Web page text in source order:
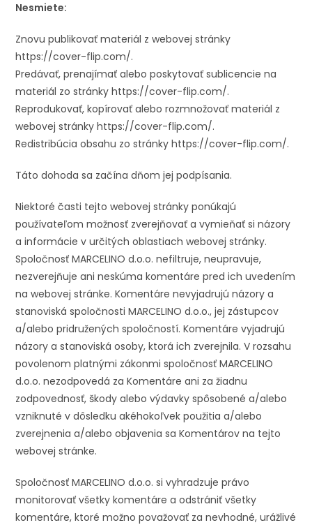
Nesmiete:
Znovu publikovať materiál z webovej stránky
https://cover-flip.com/.
Predávať, prenajímať alebo poskytovať sublicencie na
materiál zo stránky https://cover-flip.com/.
Reprodukovať, kopírovať alebo rozmnožovať materiál z
webovej stránky https://cover-flip.com/.
Redistribúcia obsahu zo stránky https://cover-flip.com/.
Táto dohoda sa začína dňom jej podpísania.
Niektoré časti tejto webovej stránky ponúkajú
používateľom možnosť zverejňovať a vymieňať si názory
a informácie v určitých oblastiach webovej stránky.
Spoločnosť MARCELINO d.o.o. nefiltruje, neupravuje,
nezverejňuje ani neskúma komentáre pred ich uvedením
na webovej stránke. Komentáre nevyjadrujú názory a
stanoviská spoločnosti MARCELINO d.o.o., jej zástupcov
a/alebo pridružených spoločností. Komentáre vyjadrujú
názory a stanoviská osoby, ktorá ich zverejnila. V rozsahu
povolenom platnými zákonmi spoločnosť MARCELINO
d.o.o. nezodpovedá za Komentáre ani za žiadnu
zodpovednosť, škody alebo výdavky spôsobené a/alebo
vzniknuté v dôsledku akéhokoľvek použitia a/alebo
zverejnenia a/alebo objavenia sa Komentárov na tejto
webovej stránke.
Spoločnosť MARCELINO d.o.o. si vyhradzuje právo
monitorovať všetky komentáre a odstrániť všetky
komentáre, ktoré možno považovať za nevhodné, urážlivé